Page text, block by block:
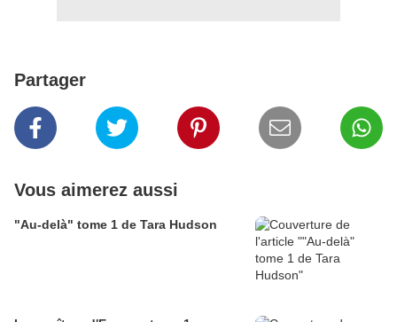
Partager
Vous aimerez aussi
"Au-delà" tome 1 de Tara Hudson